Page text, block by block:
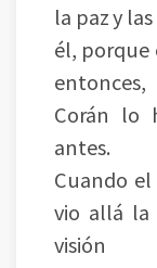
la paz y
él, porque
Corán lo
antes.
Cuando
vio allá la